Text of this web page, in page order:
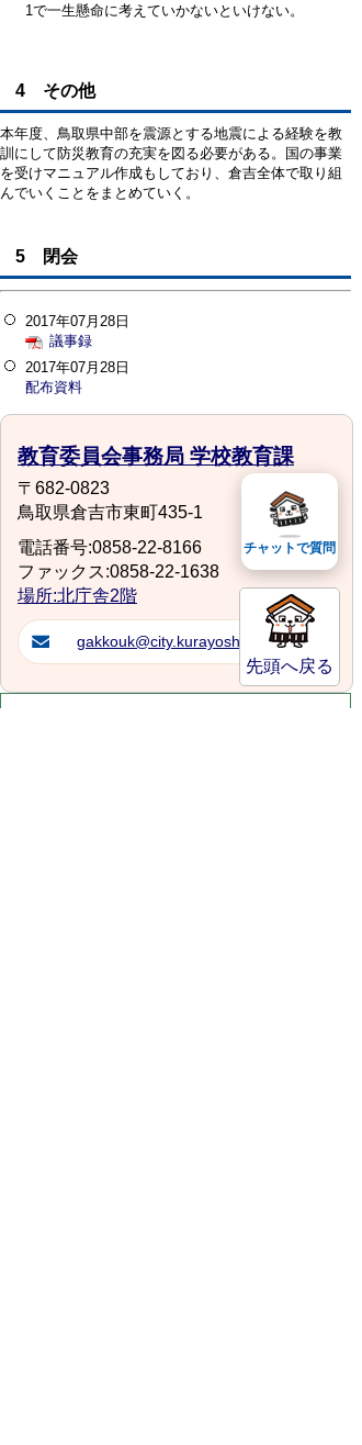
1で一生懸命に考えていかないといけない。
4 その他
本年度、鳥取県中部を震源とする地震による経験を教
訓にして防災教育の充実を図る必要がある。国の事業
を受けマニュアル作成もしており、倉吉全体で取り組
んでいくことをまとめていく。
5 閉会
2017年07月28日
議事録
2017年07月28日
配布資料
教育委員会事務局 学校教育課
〒682-0823
鳥取県倉吉市東町435-1
電話番号:0858-22-8166
ファックス:0858-22-1638
場所:北庁舎2階
gakkouk@city.kurayoshi.lg.jp
先頭へ戻る
チャットで質問